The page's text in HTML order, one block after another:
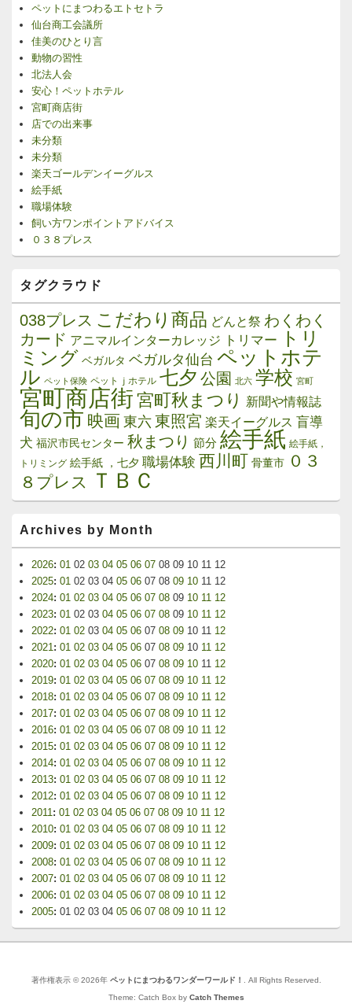
ペットにまつわるエトセトラ
仙台商工会議所
佳美のひとり言
動物の習性
北法人会
安心！ペットホテル
宮町商店街
店での出来事
未分類
未分類
楽天ゴールデンイーグルス
絵手紙
職場体験
飼い方ワンポイントアドバイス
０３８プレス
タグクラウド
038プレス こだわり商品 どんと祭 わくわく
カード アニマルインターカレッジ トリマー
トリ
ミング ベガルタ ベガルタ仙台 ペットホテ
ル ペット保険 ペットｊホテル 七夕 公園 北六 学校 宮町
宮町商店街 宮町秋まつり 新聞や情報誌
旬の市 映画 東六 東照宮 楽天イーグルス 盲導
犬 福沢市民センター 秋まつり 節分 絵手紙 絵手紙，
トリミング 絵手紙 ，七夕 職場体験 西川町 骨董市 ０３
８プレス
ＴＢＣ
Archives by Month
2026: 01 02 03 04 05 06 07 08 09 10 11 12
2025: 01 02 03 04 05 06 07 08 09 10 11 12
2024: 01 02 03 04 05 06 07 08 09 10 11 12
2023: 01 02 03 04 05 06 07 08 09 10 11 12
2022: 01 02 03 04 05 06 07 08 09 10 11 12
2021: 01 02 03 04 05 06 07 08 09 10 11 12
2020: 01 02 03 04 05 06 07 08 09 10 11 12
2019: 01 02 03 04 05 06 07 08 09 10 11 12
2018: 01 02 03 04 05 06 07 08 09 10 11 12
2017: 01 02 03 04 05 06 07 08 09 10 11 12
2016: 01 02 03 04 05 06 07 08 09 10 11 12
2015: 01 02 03 04 05 06 07 08 09 10 11 12
2014: 01 02 03 04 05 06 07 08 09 10 11 12
2013: 01 02 03 04 05 06 07 08 09 10 11 12
2012: 01 02 03 04 05 06 07 08 09 10 11 12
2011: 01 02 03 04 05 06 07 08 09 10 11 12
2010: 01 02 03 04 05 06 07 08 09 10 11 12
2009: 01 02 03 04 05 06 07 08 09 10 11 12
2008: 01 02 03 04 05 06 07 08 09 10 11 12
2007: 01 02 03 04 05 06 07 08 09 10 11 12
2006: 01 02 03 04 05 06 07 08 09 10 11 12
2005: 01 02 03 04 05 06 07 08 09 10 11 12
著作権表示 © 2026年 ペットにまつわるワンダーワールド！ . All Rights Reserved.
Theme: Catch Box by Catch Themes